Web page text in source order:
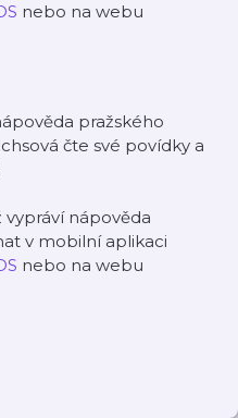
nebo na webu
pražského
čte své povídky a
nápověda
v mobilní aplikaci
nebo na webu